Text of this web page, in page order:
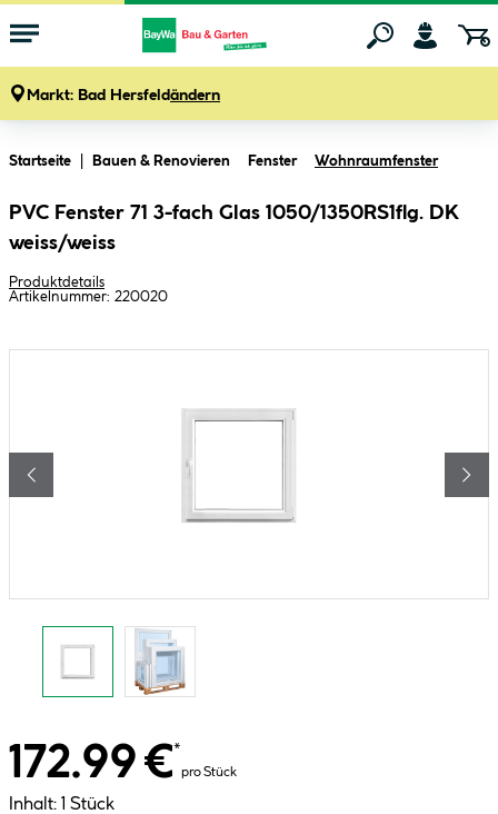
Markt: Bad Hersfeldändern
Startseite Bauen & Renovieren Fenster Wohnraumfenster
PVC Fenster 71 3-fach Glas 1050/1350RS1flg. DK
weiss/weiss
Produktdetails
Artikelnummer: 220020
172.99 €*
pro Stück
Inhalt: 1 Stück